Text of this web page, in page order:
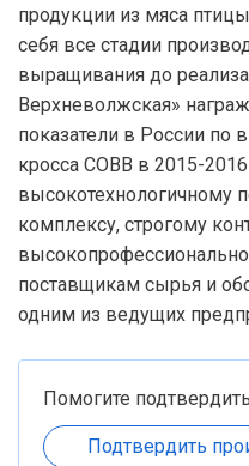
продукции из мяса
себя все стадии
выращивания до
Верхневолжская»
показатели в России по
кросса СОВВ в 2015-2016
высокотехнологичному
комплексу, строгому
поставщикам сырья и
одним из ведущих
Помогите
Подтвердить